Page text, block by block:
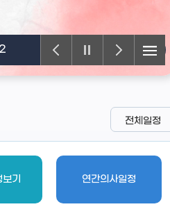
2
기 연간의사일정
전체일정